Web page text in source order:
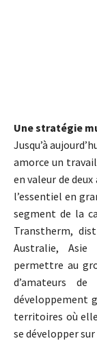
Une stratégie
Jusqu’à
amorce un
en valeur de
l’essentiel en
segment de la
Transtherm,
Australie, Asie
permettre au
d’amateurs
développement
territoires où
se développer